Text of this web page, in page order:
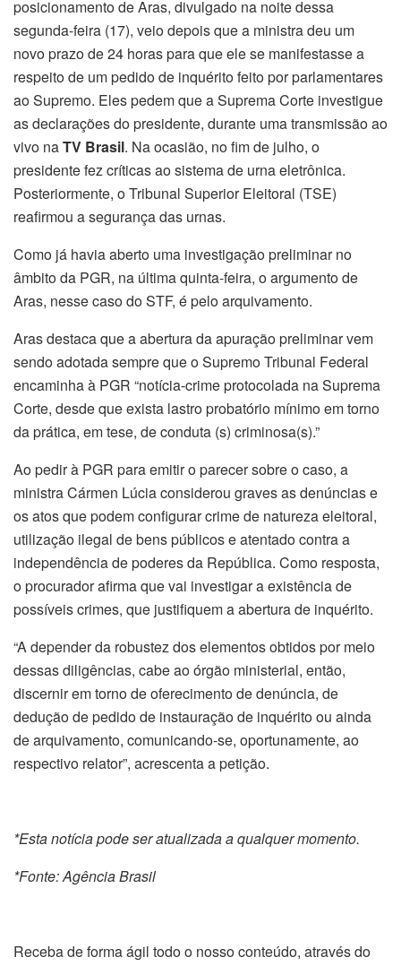
posicionamento de Aras, divulgado na noite dessa
segunda-feira (17), veio depois que a ministra deu um
novo prazo de 24 horas para que ele se manifestasse a
respeito de um pedido de inquérito feito por parlamentares
ao Supremo. Eles pedem que a Suprema Corte investigue
as declarações do presidente, durante uma transmissão ao
vivo naTV Brasil. Na ocasião, no fim de julho, o
presidente fez críticas ao sistema de urna eletrônica.
Posteriormente, o Tribunal Superior Eleitoral (TSE)
reafirmou a segurança das urnas.
Como já havia aberto uma investigação preliminar no
âmbito da PGR, na última quinta-feira, o argumento de
Aras, nesse caso do STF, é pelo arquivamento.
Aras destaca que a abertura da apuração preliminar vem
sendo adotada sempre que o Supremo Tribunal Federal
encaminha à PGR “notícia-crime protocolada na Suprema
Corte, desde que exista lastro probatório mínimo em torno
da prática, em tese, de conduta (s) criminosa(s).”
Ao pedir à PGR para emitir o parecer sobre o caso, a
ministra Cármen Lúcia considerou graves as denúncias e
os atos que podem configurar crime de natureza eleitoral,
utilização ilegal de bens públicos e atentado contra a
independência de poderes da República. Como resposta,
o procurador afirma que vai investigar a existência de
possíveis crimes, que justifiquem a abertura de inquérito.
“A depender da robustez dos elementos obtidos por meio
dessas diligências, cabe ao órgão ministerial, então,
discernir em torno de oferecimento de denúncia, de
dedução de pedido de instauração de inquérito ou ainda
de arquivamento, comunicando-se, oportunamente, ao
respectivo relator”, acrescenta a petição.
*Esta notícia pode ser atualizada a qualquer momento.
*Fonte: Agência Brasil
Receba de forma ágil todo o nosso conteúdo, através do